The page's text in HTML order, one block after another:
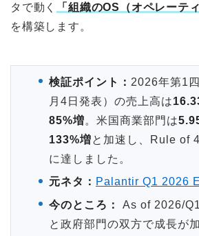
タで動く
「組織のOS（オペレーテ
を構築します。
検証ポイント： 2026年第1
月4日発表）の売上高は
85%増。米国商業部門は
133%増と加速し、Rule of
に達しました。
元ネタ： Palantir Q1 2026
今のところ：
As of 2026/
と政府部門の双方で成長が